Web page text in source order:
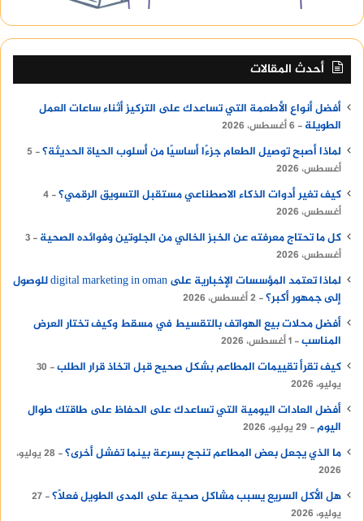
أحدث المقالات
أفضل أنواع الأطعمة التي تساعدك على التركيز أثناء ساعات العمل
الطويلة
6 أغسطس، 2026
لماذا أصبح توصيل الطعام جزءًا أساسيًا من أسلوب الحياة الحديثة؟
5
أغسطس، 2026
كيف تغير أدوات الذكاء الاصطناعي مستقبل التسويق الرقمي؟ 4
أغسطس، 2026
كل ما تحتاج معرفته عن الخبز الخالي من الجلوتين وفوائده الصحية
3
أغسطس، 2026
لماذا تعتمد المؤسسات الإخبارية على digital marketing in oman للوصول
إلى جمهور أكبر؟ 2 أغسطس، 2026
أفضل محلات بيع الهواتف بالتقسيط في مسقط وكيف تختار العرض
المناسب 1 أغسطس، 2026
كيف تقرأ تقييمات المطاعم بشكل صحيح قبل اتخاذ قرار الطلب
30
يوليو، 2026
أفضل العادات اليومية التي تساعدك على الحفاظ على طاقتك طوال
اليوم
29 يوليو، 2026
ما الذي يجعل بعض المطاعم تنجح بسرعة بينما تفشل أخرى؟
28 يوليو،
2026
هل الأكل السريع يسبب مشاكل صحية على المدى الطويل فعلًا؟ 27
يوليو، 2026